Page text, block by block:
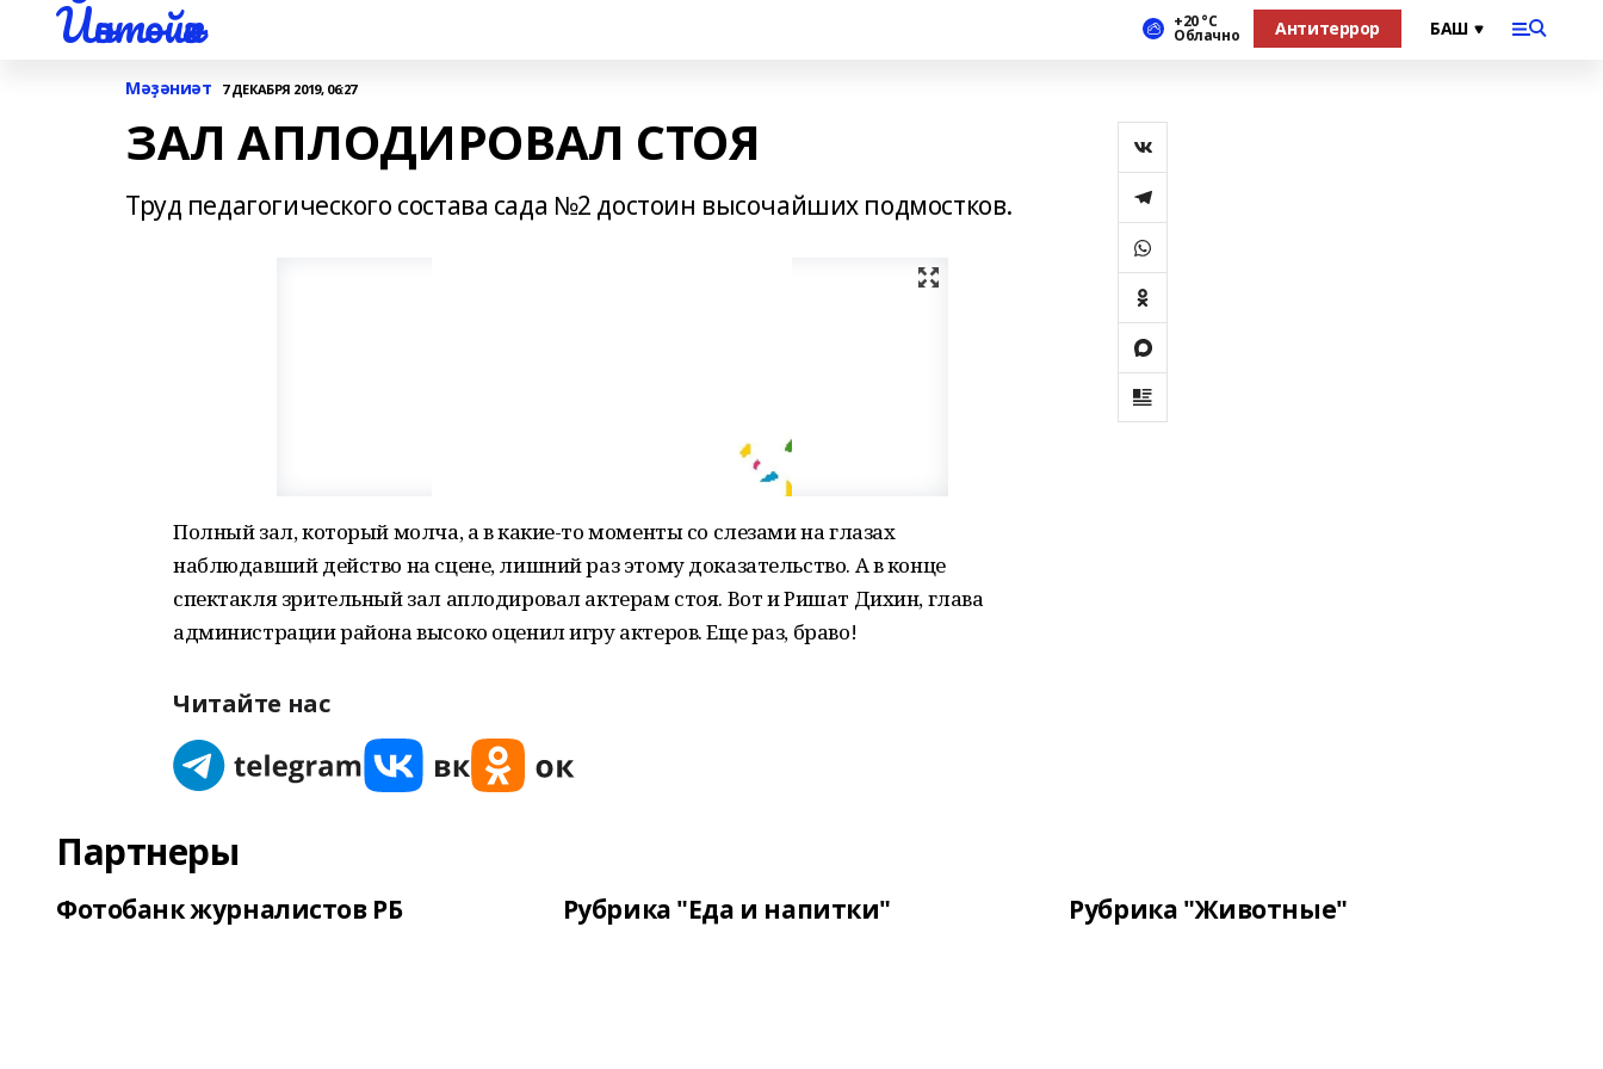
Йәнтөйәк +20 °С
Облачно Антитеррор
Мәҙәниәт 7 ДЕКАБРЯ 2019, 06:27
ЗАЛ АПЛОДИРОВАЛ СТОЯ
Труд педагогического состава сада №2 достоин высочайших подмостков.
Полный зал, который молча, а в какие-то моменты со слезами на глазах
наблюдавший действо на сцене, лишний раз этому доказательство. А в конце
спектакля зрительный зал аплодировал актерам стоя. Вот и Ришат Дихин, глава
администрации района высоко оценил игру актеров. Еще раз, браво!
Читайте нас
Партнеры
Фотобанк журналистов РБ Рубрика "Еда и напитки" Рубрика "Животные"